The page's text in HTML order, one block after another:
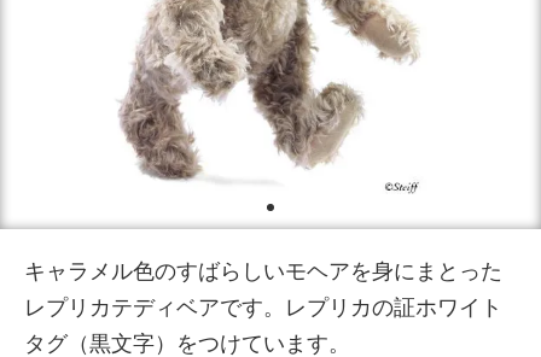
キャラメル色のすばらしいモヘアを身にまとった
レプリカテディベアです。レプリカの証ホワイト
タグ（黒文字）をつけています。